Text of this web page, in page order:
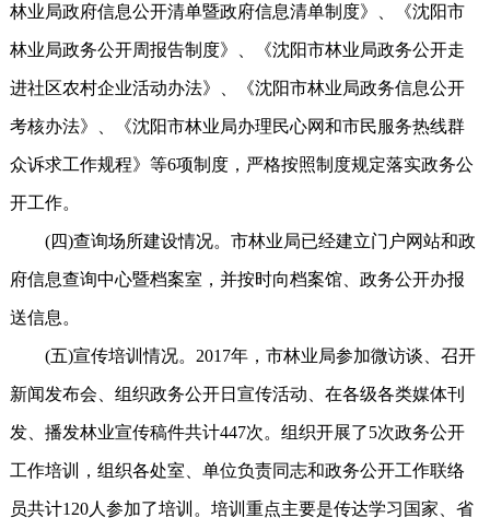
林业局政府信息公开清单暨政府信息清单制度》、《沈阳市
林业局政务公开周报告制度》、《沈阳市林业局政务公开走
进社区农村企业活动办法》、《沈阳市林业局政务信息公开
考核办法》、《沈阳市林业局办理民心网和市民服务热线群
众诉求工作规程》等6项制度，严格按照制度规定落实政务公
开工作。
(四)查询场所建设情况。市林业局已经建立门户网站和政
府信息查询中心暨档案室，并按时向档案馆、政务公开办报
送信息。
(五)宣传培训情况。2017年，市林业局参加微访谈、召开
新闻发布会、组织政务公开日宣传活动、在各级各类媒体刊
发、播发林业宣传稿件共计447次。组织开展了5次政务公开
工作培训，组织各处室、单位负责同志和政务公开工作联络
员共计120人参加了培训。培训重点主要是传达学习国家、省